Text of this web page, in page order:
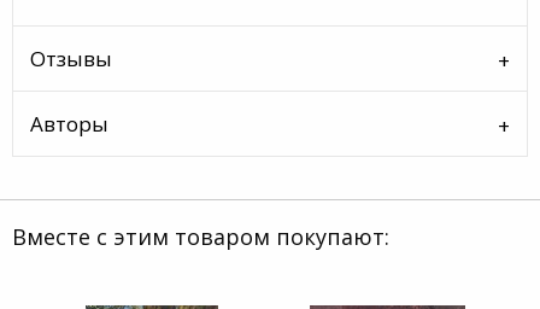
Отзывы
Авторы
Вместе с этим товаром покупают: